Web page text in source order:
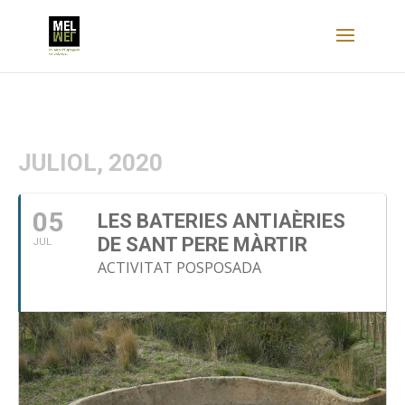
JULIOL, 2020
05
JUL
LES BATERIES ANTIAÈRIES
DE SANT PERE MÀRTIR
ACTIVITAT POSPOSADA